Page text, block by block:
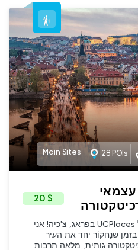
Main Sites 28 POIs
עצמאי
בעיר 100 המגדלים
$ 20
שלום וברוכים הבאים לָסיור של UCPlaces בפראג, צ'כיה! אני
שנָחקוֹר יחד את העיר
גותית, מלאה תרבות